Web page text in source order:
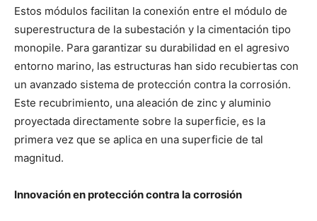
Estos módulos facilitan la conexión entre el módulo de
superestructura de la subestación y la cimentación tipo
monopile. Para garantizar su durabilidad en el agresivo
entorno marino, las estructuras han sido recubiertas con
un avanzado sistema de protección contra la corrosión.
Este recubrimiento, una aleación de zinc y aluminio
proyectada directamente sobre la superficie, es la
primera vez que se aplica en una superficie de tal
magnitud.
Innovación en protección contra la corrosión